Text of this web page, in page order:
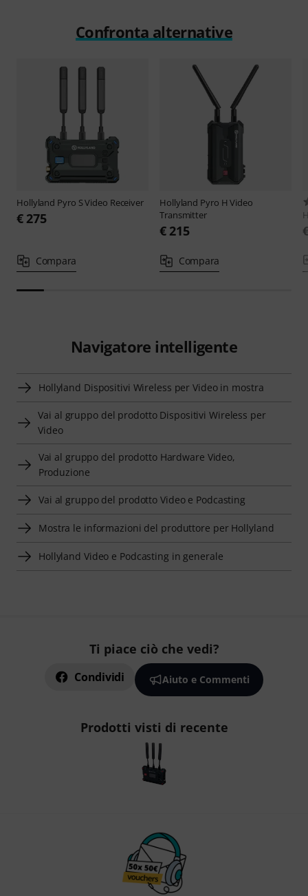
Confronta alternative
Hollyland Pyro S Video Receiver
€ 275
Compara
Hollyland Pyro H Video
Transmitter
€ 215
Compara
Navigatore intelligente
Hollyland Dispositivi Wireless per Video in mostra
Vai al gruppo del prodotto Dispositivi Wireless per
Video
Vai al gruppo del prodotto Hardware Video,
Produzione
Vai al gruppo del prodotto Video e Podcasting
Mostra le informazioni del produttore per Hollyland
Hollyland Video e Podcasting in generale
Ti piace ciò che vedi?
Condividi Aiuto e Commenti
Prodotti visti di recente